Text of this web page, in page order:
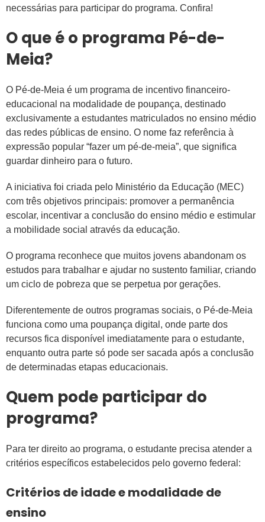
necessárias para participar do programa. Confira!
O que é o programa Pé-de-
Meia?
O Pé-de-Meia é um programa de incentivo financeiro-
educacional na modalidade de poupança, destinado
exclusivamente a estudantes matriculados no ensino médio
das redes públicas de ensino. O nome faz referência à
expressão popular “fazer um pé-de-meia”, que significa
guardar dinheiro para o futuro.
A iniciativa foi criada pelo Ministério da Educação (MEC)
com três objetivos principais: promover a permanência
escolar, incentivar a conclusão do ensino médio e estimular
a mobilidade social através da educação.
O programa reconhece que muitos jovens abandonam os
estudos para trabalhar e ajudar no sustento familiar, criando
um ciclo de pobreza que se perpetua por gerações.
Diferentemente de outros programas sociais, o Pé-de-Meia
funciona como uma poupança digital, onde parte dos
recursos fica disponível imediatamente para o estudante,
enquanto outra parte só pode ser sacada após a conclusão
de determinadas etapas educacionais.
Quem pode participar do
programa?
Para ter direito ao programa, o estudante precisa atender a
critérios específicos estabelecidos pelo governo federal:
Critérios de idade e modalidade de
ensino